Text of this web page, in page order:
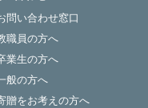
問い合わせ窓口
職員の方へ
業生の方へ
般の方へ
贈をお考えの方へ